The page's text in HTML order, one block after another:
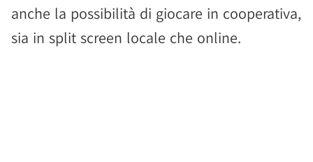
anche la possibilità di giocare in cooperativa,
sia in split screen locale che online.